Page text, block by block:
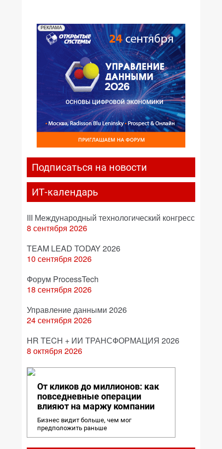
РЕКЛАМА
Подписаться на новости
ИТ-календарь
III Международный технологический конгресс
8 сентября 2026
TEAM LEAD TODAY 2026
10 сентября 2026
Форум ProcessTech
18 сентября 2026
Управление данными 2026
24 сентября 2026
HR TECH + ИИ ТРАНСФОРМАЦИЯ 2026
8 октября 2026
От кликов до миллионов: как
повседневные операции
влияют на маржу компании
Бизнес видит больше, чем мог
предположить раньше